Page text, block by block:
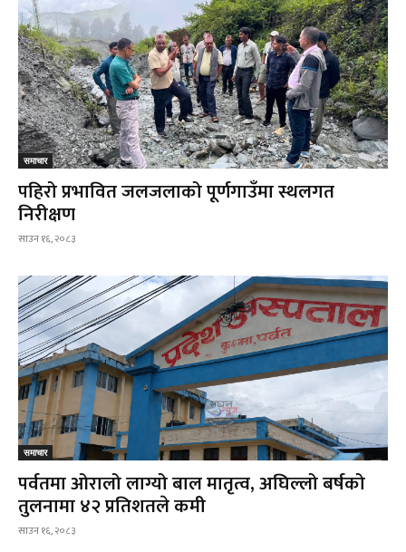
समाचार
पहिरो प्रभावित जलजलाको पूर्णगाउँमा स्थलगत
निरीक्षण
साउन १६, २०८३
समाचार
पर्वतमा ओरालो लाग्यो बाल मातृत्व, अघिल्लो बर्षको
तुलनामा ४२ प्रतिशतले कमी
साउन १६, २०८३